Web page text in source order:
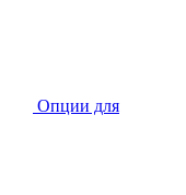
Опции для